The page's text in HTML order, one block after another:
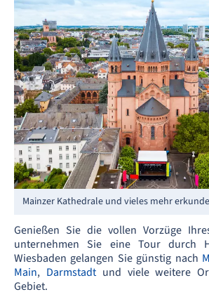
Mainzer Kathedrale und vieles mehr
Genießen Sie die vollen Vorzüge
unternehmen Sie eine Tour durch
Wiesbaden gelangen Sie günstig nach
Main, Darmstadtund viele weitere
Gebiet.